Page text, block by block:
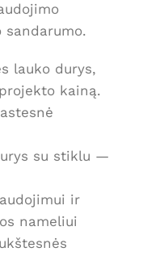
sandarumo.
lauko durys,
kainą.
su stiklu —
ir
nameliui